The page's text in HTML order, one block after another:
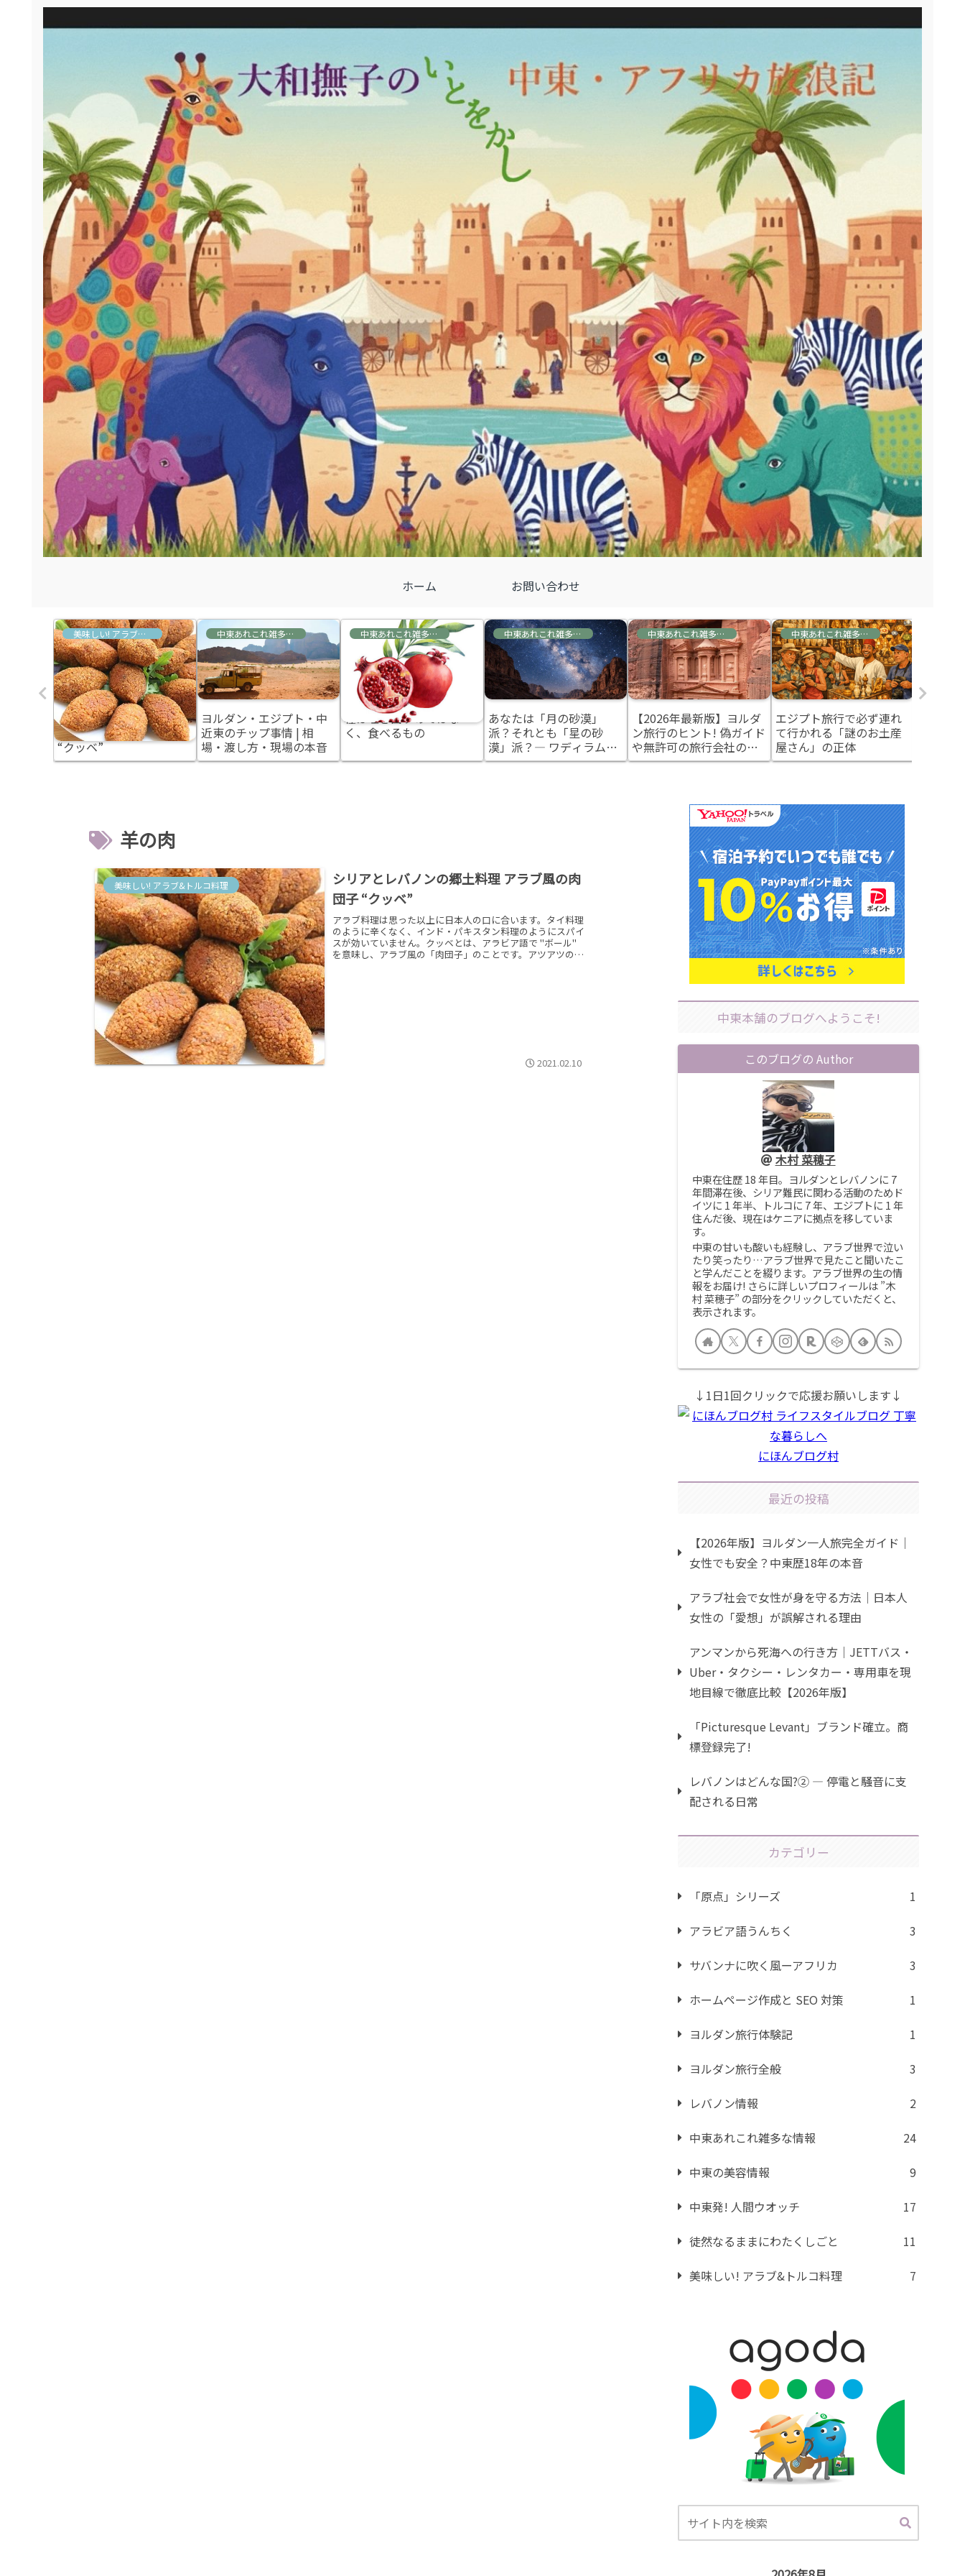
ホーム お問い合わせ
美味しい! アラブ&トルコ料理
シリアとレバノンの郷土
料理 アラブ風の肉団子
“クッベ”
中東あれこれ雑多な情報
ヨルダン・エジプト・中
近東のチップ事情 | 相
場・渡し方・現場の本音
中東あれこれ雑多な情報
種は吐き出すのではな
く、食べるもの
中東あれこれ雑多な情報
あなたは「月の砂漠」
派？それとも「星の砂
漠」派？― ワディラム観
光を計画する前に知って
中東あれこれ雑多な情報
【2026年最新版】ヨルダ
ン旅行のヒント! 偽ガイド
や無許可の旅行会社の見
分け方と安全対策
中東あれこれ雑多な情報
エジプト旅行で必ず連れ
て行かれる「謎のお土産
屋さん」の正体
羊の肉
美味しい! アラブ&トルコ料理
シリアとレバノンの郷土料理 アラブ風の肉
団子 “クッベ”
アラブ料理は思った以上に日本人の口に合います。タイ料理
のように辛くなく、インド・パキスタン料理のようにスパイ
スが効いていません。クッベとは、アラビア語で "ボール"
を意味し、アラブ風の「肉団子」のことです。アツアツのク
2021.02.10
中東本舗のブログへようこそ!
このブログの Author
木村 菜穂子
中東在住歴 18 年目。ヨルダンとレバノンに 7
年間滞在後、シリア難民に関わる活動のためド
イツに 1 年半、トルコに 7 年、エジプトに 1 年
住んだ後、現在はケニアに拠点を移していま
す。
中東の甘いも酸いも経験し、アラブ世界で泣い
たり笑ったり…アラブ世界で見たこと聞いたこ
と学んだことを綴ります。アラブ世界の生の情
報をお届け! さらに詳しいプロフィールは ”木
村 菜穂子” の部分をクリックしていただくと、
表示されます。
↓1日1回クリックで応援お願いします↓
にほんブログ村
最近の投稿
【2026年版】ヨルダン一人旅完全ガイド｜
女性でも安全？中東歴18年の本音
アラブ社会で女性が身を守る方法｜日本人
女性の「愛想」が誤解される理由
アンマンから死海への行き方｜JETTバス・
Uber・タクシー・レンタカー・専用車を現
地目線で徹底比較【2026年版】
「Picturesque Levant」ブランド確立。商
標登録完了!
レバノンはどんな国?② ― 停電と騒音に支
配される日常
カテゴリー
「原点」シリーズ
1
アラビア語うんちく
3
サバンナに吹く風ーアフリカ
3
ホームページ作成と SEO 対策
1
ヨルダン旅行体験記
1
ヨルダン旅行全般
3
レバノン情報
2
中東あれこれ雑多な情報
24
中東の美容情報
9
中東発! 人間ウオッチ
17
徒然なるままにわたくしごと
11
美味しい! アラブ&トルコ料理
7